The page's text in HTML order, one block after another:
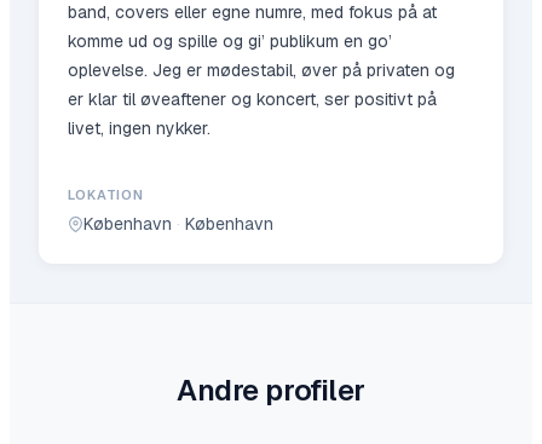
band, covers eller egne numre, med fokus på at
komme ud og spille og gi’ publikum en go’
oplevelse. Jeg er mødestabil, øver på privaten og
er klar til øveaftener og koncert, ser positivt på
livet, ingen nykker.
LOKATION
København · København
Andre profiler